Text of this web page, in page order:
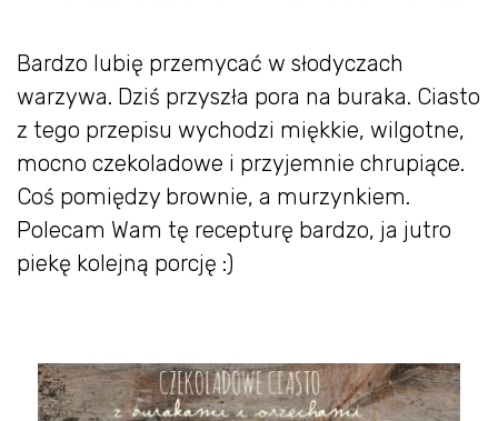
Bardzo lubię przemycać w słodyczach
warzywa. Dziś przyszła pora na buraka. Ciasto
z tego przepisu wychodzi miękkie, wilgotne,
mocno czekoladowe i przyjemnie chrupiące.
Coś pomiędzy brownie, a murzynkiem.
Polecam Wam tę recepturę bardzo, ja jutro
piekę kolejną porcję :)